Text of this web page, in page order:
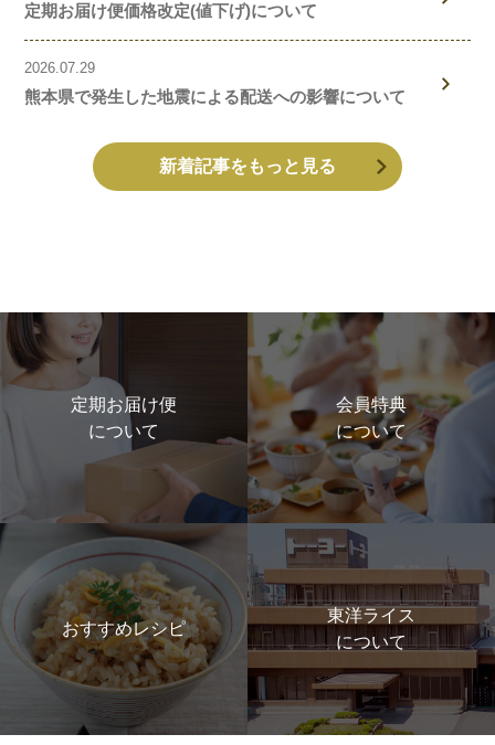
定期お届け便価格改定(値下げ)について
2026.07.29
熊本県で発生した地震による配送への影響について
新着記事をもっと見る
定期お届け便
について
会員特典
について
おすすめレシピ
東洋ライス
について